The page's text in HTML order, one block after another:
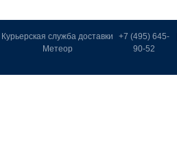
Курьерская служба доставки
Метеор
+7 (495) 645-
90-52